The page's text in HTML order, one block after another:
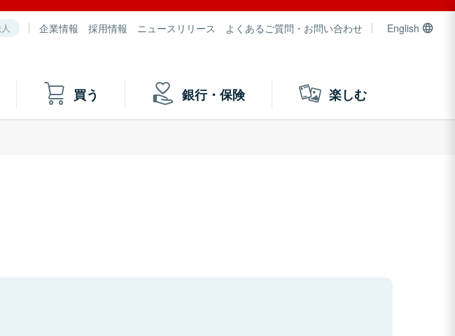
企業情報 採用情報 ニュースリリース よくあるご質問・お問い合わせ English
買う 銀行・保険 楽しむ